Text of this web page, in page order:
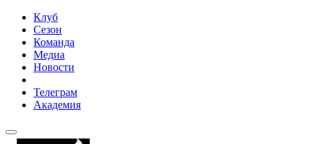
Клуб
Сезон
Команда
Медиа
Новости
Телеграм
Академия